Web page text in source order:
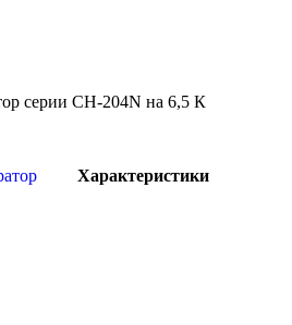
серии CH-204N на 6,5 К
Характеристики